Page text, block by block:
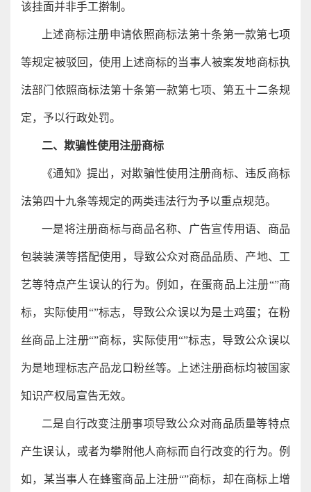
该挂面并非手工擀制。
上述商标注册申请依照商标法第十条第一款第七项
等规定被驳回，使用上述商标的当事人被案发地商标执
法部门依照商标法第十条第一款第七项、第五十二条规
定，予以行政处罚。
二、欺骗性使用注册商标
《通知》提出，对欺骗性使用注册商标、违反商标
法第四十九条等规定的两类违法行为予以重点规范。
一是将注册商标与商品名称、广告宣传用语、商品
包装装潢等搭配使用，导致公众对商品品质、产地、工
艺等特点产生误认的行为。例如，在蛋商品上注册“”商
标，实际使用“”标志，导致公众误以为是土鸡蛋；在粉
丝商品上注册“”商标，实际使用“”标志，导致公众误以
为是地理标志产品龙口粉丝等。上述注册商标均被国家
知识产权局宣告无效。
二是自行改变注册事项导致公众对商品质量等特点
产生误认，或者为攀附他人商标而自行改变的行为。例
如，某当事人在蜂蜜商品上注册“”商标，却在商标上增